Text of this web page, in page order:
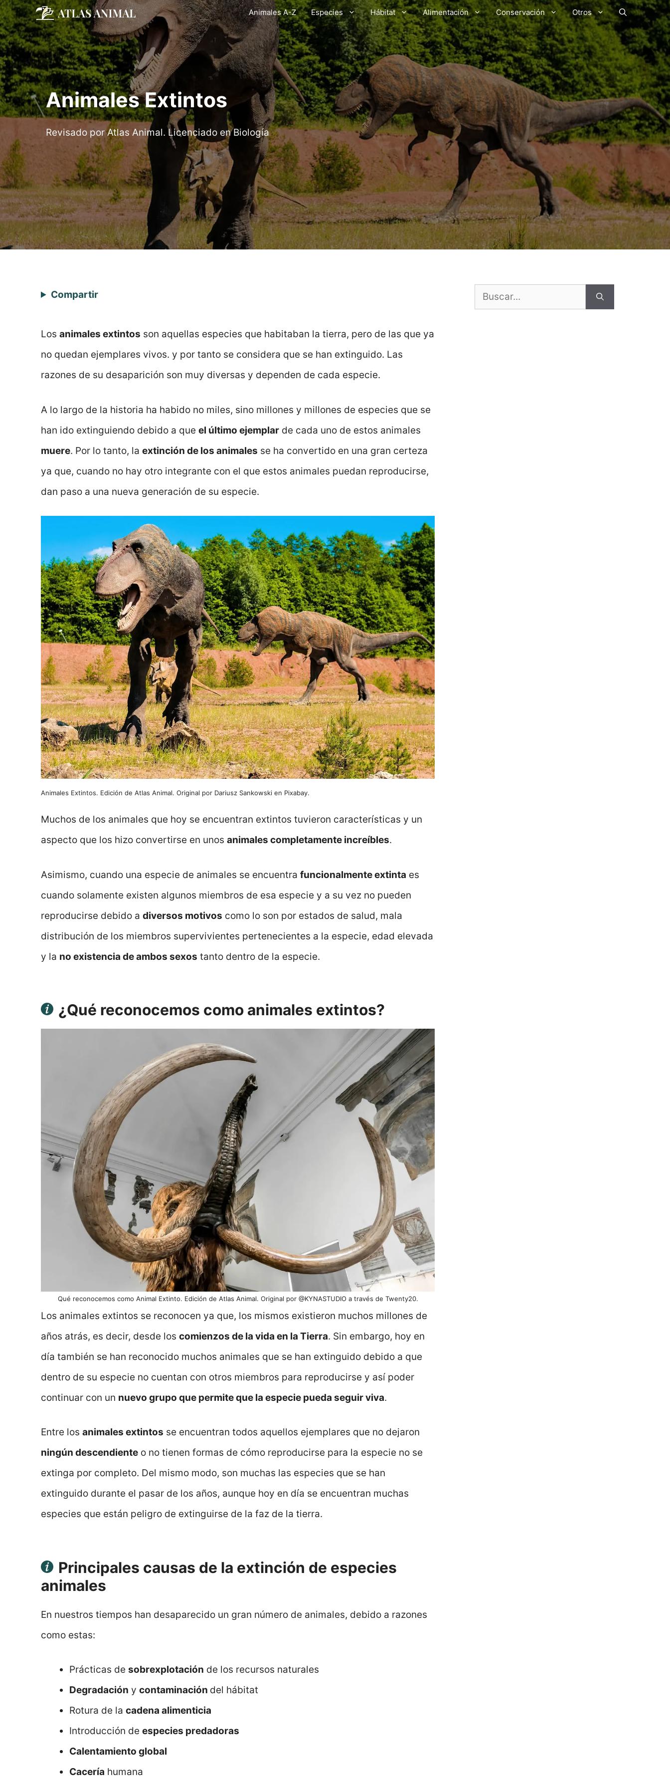
Saltar
al
contenido
Animales A-Z Especies Hábitat Alimentación Conservación Otros
Animales Extintos
Revisado por Atlas Animal. Licenciado en Biología
Compartir
Los animales extintos son aquellas especies que habitaban la tierra, pero de las que ya
no quedan ejemplares vivos. y por tanto se considera que se han extinguido. Las
razones de su desaparición son muy diversas y dependen de cada especie.
A lo largo de la historia ha habido no miles, sino millones y millones de especies que se
han ido extinguiendo debido a que el último ejemplar de cada uno de estos animales
muere. Por lo tanto, la extinción de los animales se ha convertido en una gran certeza
ya que, cuando no hay otro integrante con el que estos animales puedan reproducirse,
dan paso a una nueva generación de su especie.
Animales Extintos. Edición de Atlas Animal. Original por Dariusz Sankowski en Pixabay.
Muchos de los animales que hoy se encuentran extintos tuvieron características y un
aspecto que los hizo convertirse en unos animales completamente increíbles.
Asimismo, cuando una especie de animales se encuentra funcionalmente extinta es
cuando solamente existen algunos miembros de esa especie y a su vez no pueden
reproducirse debido a diversos motivos como lo son por estados de salud, mala
distribución de los miembros supervivientes pertenecientes a la especie, edad elevada
y la no existencia de ambos sexos tanto dentro de la especie.
¿Qué reconocemos como animales extintos?
Qué reconocemos como Animal Extinto. Edición de Atlas Animal. Original por @KYNASTUDIO a través de Twenty20.
Los animales extintos se reconocen ya que, los mismos existieron muchos millones de
años atrás, es decir, desde los comienzos de la vida en la Tierra. Sin embargo, hoy en
día también se han reconocido muchos animales que se han extinguido debido a que
dentro de su especie no cuentan con otros miembros para reproducirse y así poder
continuar con un nuevo grupo que permite que la especie pueda seguir viva.
Entre los animales extintos se encuentran todos aquellos ejemplares que no dejaron
ningún descendiente o no tienen formas de cómo reproducirse para la especie no se
extinga por completo. Del mismo modo, son muchas las especies que se han
extinguido durante el pasar de los años, aunque hoy en día se encuentran muchas
especies que están peligro de extinguirse de la faz de la tierra.
Principales causas de la extinción de especies
animales
En nuestros tiempos han desaparecido un gran número de animales, debido a razones
como estas:
Prácticas de sobrexplotación de los recursos naturales
Degradación y contaminación del hábitat
Rotura de la cadena alimenticia
Introducción de especies predadoras
Calentamiento global
Cacería humana
Buscar: